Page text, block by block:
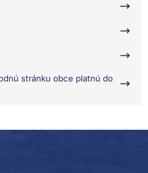
stránku obce platnú do